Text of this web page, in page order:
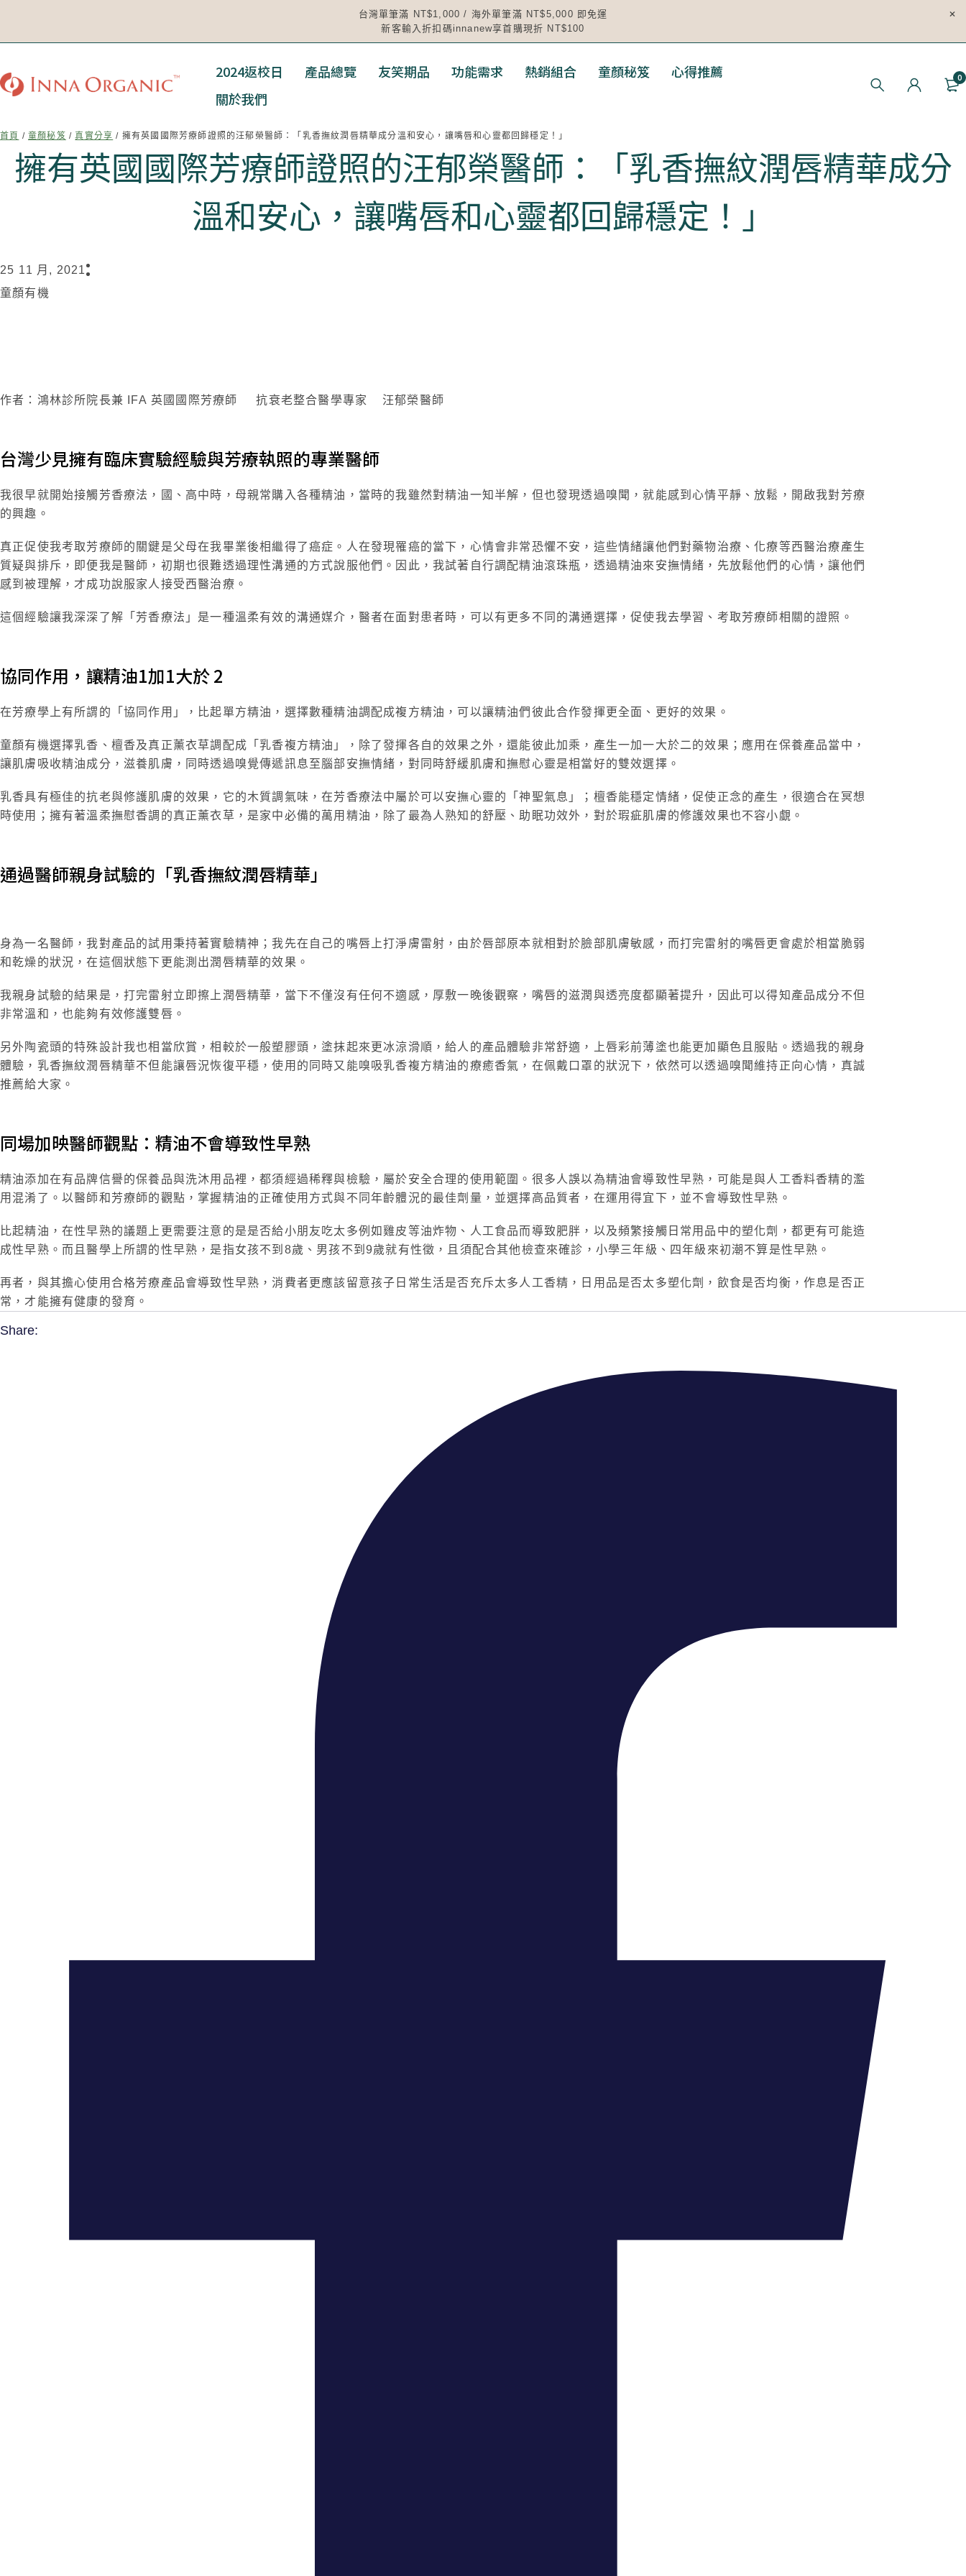
台灣單筆滿 NT$1,000 / 海外單筆滿 NT$5,000 即免運
新客輸入折扣碼innanew享首購現折 NT$100
2024返校日 產品總覽 友笑期品 功能需求 熱銷組合 童顏秘笈
心得推薦
關於我們
0
首頁 /童顏秘笈 /真實分享 / 擁有英國國際芳療師證照的汪郁榮醫師：「乳香撫紋潤唇精華成分溫和安心，讓嘴唇和心靈都回歸穩定！」
擁有英國國際芳療師證照的汪郁榮醫師：「乳香撫紋潤唇精華成分
溫和安心，讓嘴唇和心靈都回歸穩定！」
25 11 月, 2021
童顏有機
作者：鴻林診所院長兼 IFA 英國國際芳療師 抗衰老整合醫學專家 汪郁榮醫師
台灣少見擁有臨床實驗經驗與芳療執照的專業醫師
我很早就開始接觸芳香療法，國、高中時，母親常購入各種精油，當時的我雖然對精油一知半解，但也發現透過嗅聞，就能感到心情平靜、放鬆，開啟我對芳療
的興趣。
真正促使我考取芳療師的關鍵是父母在我畢業後相繼得了癌症。人在發現罹癌的當下，心情會非常恐懼不安，這些情緒讓他們對藥物治療、化療等西醫治療產生
質疑與排斥，即便我是醫師，初期也很難透過理性溝通的方式說服他們。因此，我試著自行調配精油滾珠瓶，透過精油來安撫情緒，先放鬆他們的心情，讓他們
感到被理解，才成功說服家人接受西醫治療。
這個經驗讓我深深了解「芳香療法」是一種溫柔有效的溝通媒介，醫者在面對患者時，可以有更多不同的溝通選擇，促使我去學習、考取芳療師相關的證照。
協同作用，讓精油1加1大於 2
在芳療學上有所謂的「協同作用」，比起單方精油，選擇數種精油調配成複方精油，可以讓精油們彼此合作發揮更全面、更好的效果。
童顏有機選擇乳香、檀香及真正薰衣草調配成「乳香複方精油」，除了發揮各自的效果之外，還能彼此加乘，產生一加一大於二的效果；應用在保養產品當中，
讓肌膚吸收精油成分，滋養肌膚，同時透過嗅覺傳遞訊息至腦部安撫情緒，對同時舒緩肌膚和撫慰心靈是相當好的雙效選擇。
乳香具有極佳的抗老與修護肌膚的效果，它的木質調氣味，在芳香療法中屬於可以安撫心靈的「神聖氣息」；檀香能穩定情緒，促使正念的產生，很適合在冥想
時使用；擁有著溫柔撫慰香調的真正薰衣草，是家中必備的萬用精油，除了最為人熟知的舒壓、助眠功效外，對於瑕疵肌膚的修護效果也不容小覷。
通過醫師親身試驗的「乳香撫紋潤唇精華」
身為一名醫師，我對產品的試用秉持著實驗精神；我先在自己的嘴唇上打淨膚雷射，由於唇部原本就相對於臉部肌膚敏感，而打完雷射的嘴唇更會處於相當脆弱
和乾燥的狀況，在這個狀態下更能測出潤唇精華的效果。
我親身試驗的結果是，打完雷射立即擦上潤唇精華，當下不僅沒有任何不適感，厚敷一晚後觀察，嘴唇的滋潤與透亮度都顯著提升，因此可以得知產品成分不但
非常溫和，也能夠有效修護雙唇。
另外陶瓷頭的特殊設計我也相當欣賞，相較於一般塑膠頭，塗抹起來更冰涼滑順，給人的產品體驗非常舒適，上唇彩前薄塗也能更加顯色且服貼。透過我的親身
體驗，乳香撫紋潤唇精華不但能讓唇況恢復平穩，使用的同時又能嗅吸乳香複方精油的療癒香氣，在佩戴口罩的狀況下，依然可以透過嗅聞維持正向心情，真誠
推薦給大家。
同場加映醫師觀點：精油不會導致性早熟
精油添加在有品牌信譽的保養品與洗沐用品裡，都須經過稀釋與檢驗，屬於安全合理的使用範圍。很多人誤以為精油會導致性早熟，可能是與人工香料香精的濫
用混淆了。以醫師和芳療師的觀點，掌握精油的正確使用方式與不同年齡體況的最佳劑量，並選擇高品質者，在運用得宜下，並不會導致性早熟。
比起精油，在性早熟的議題上更需要注意的是是否給小朋友吃太多例如雞皮等油炸物、人工食品而導致肥胖，以及頻繁接觸日常用品中的塑化劑，都更有可能造
成性早熟。而且醫學上所謂的性早熟，是指女孩不到8歲、男孩不到9歲就有性徵，且須配合其他檢查來確診，小學三年級、四年級來初潮不算是性早熟。
再者，與其擔心使用合格芳療產品會導致性早熟，消費者更應該留意孩子日常生活是否充斥太多人工香精，日用品是否太多塑化劑，飲食是否均衡，作息是否正
常，才能擁有健康的發育。
Share: